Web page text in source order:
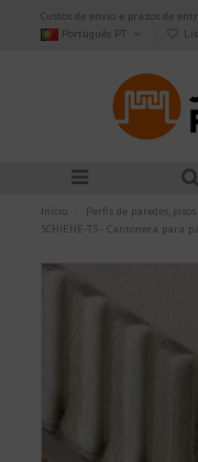
Custos de envio e prazos de
Português PT
Início Perfis de paredes,
SCHIENE-TS - Cantonera para